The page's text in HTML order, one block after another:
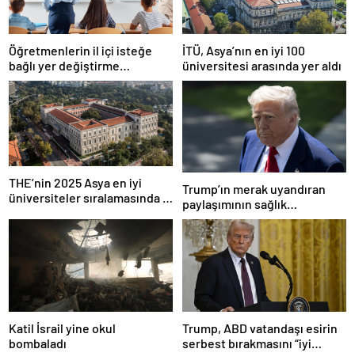
Öğretmenlerin il içi isteğe
bağlı yer değiştirme
başvuruları ne zaman?
İTÜ, Asya’nın en iyi 100
üniversitesi arasında yer aldı
THE’nin 2025 Asya en iyi
üniversiteler sıralamasında 4
Trump’ın merak uyandıran
paylaşımının sağlık
sistemiyle ilgili kararname
olduğu anlaşıldı
Katil İsrail yine okul
bombaladı
Trump, ABD vatandaşı esirin
serbest bırakmasını “iyi